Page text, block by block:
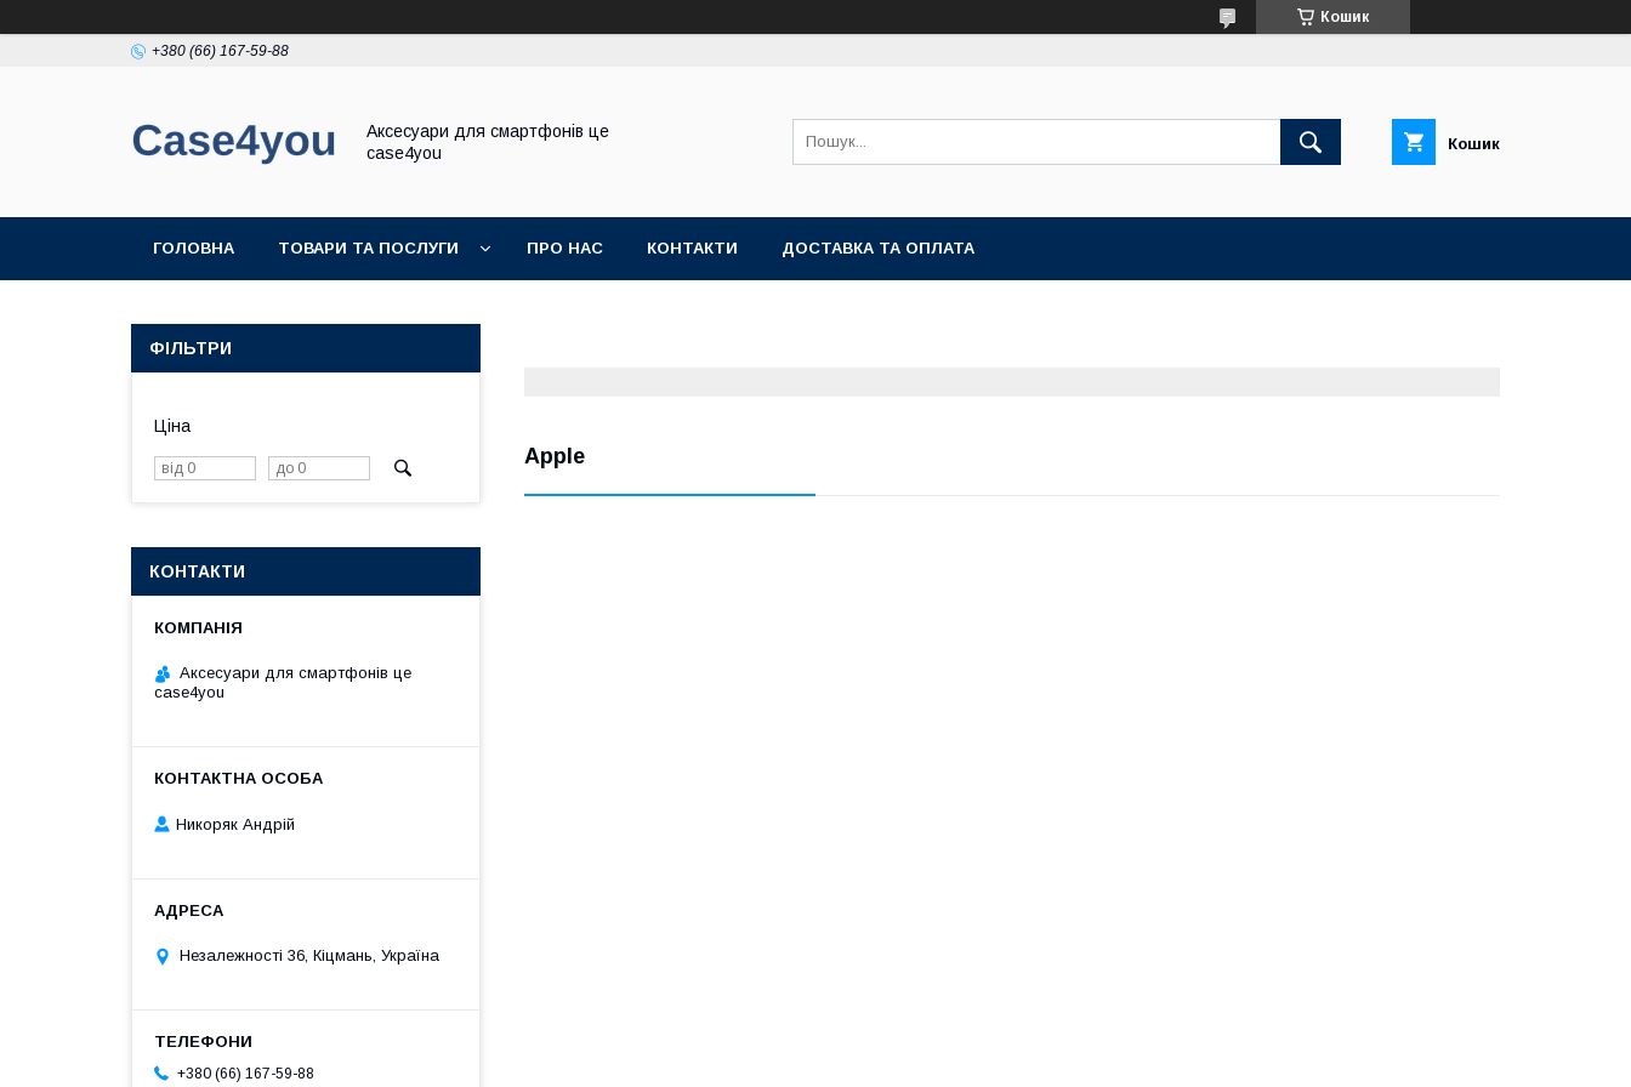
Кошик
+380 (66) 167-59-88
Аксесуари для смартфонів це
case4you
Кошик
ГОЛОВНА ТОВАРИ ТА ПОСЛУГИ ПРО НАС КОНТАКТИ ДОСТАВКА ТА ОПЛАТА
Apple
ФІЛЬТРИ
Ціна
КОНТАКТИ
Аксесуари для смартфонів це
case4you
Никоряк Андрій
Незалежності 36, Кіцмань, Україна
+380 (66) 167-59-88